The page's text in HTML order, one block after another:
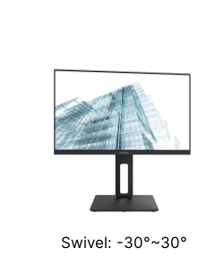
Swivel: -30°~30°